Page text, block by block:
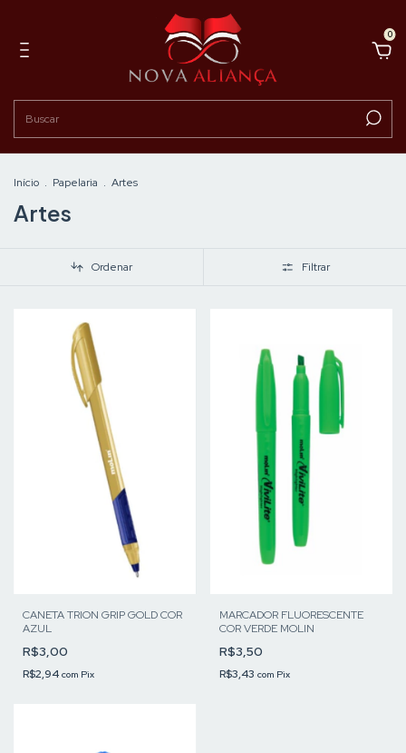
0
Início . Papelaria . Artes
Artes
Ordenar Filtrar
CANETA TRION GRIP GOLD COR
AZUL
R$3,00
R$2,94 com Pix
MARCADOR FLUORESCENTE
COR VERDE MOLIN
R$3,50
R$3,43 com Pix